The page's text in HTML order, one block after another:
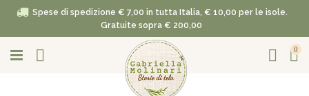
Spese di spedizione € 7,00 in tutta Italia, € 10,00 per le isole.
Gratuite sopra € 200,00
0